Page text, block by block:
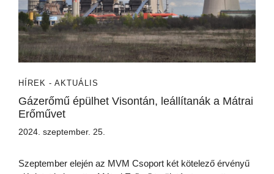
HÍREK - AKTUÁLIS
Gázerőmű épülhet Visontán, leállítanák a Mátrai
Erőművet
2024. szeptember. 25.
Szeptember elején az MVM Csoport két kötelező érvényű